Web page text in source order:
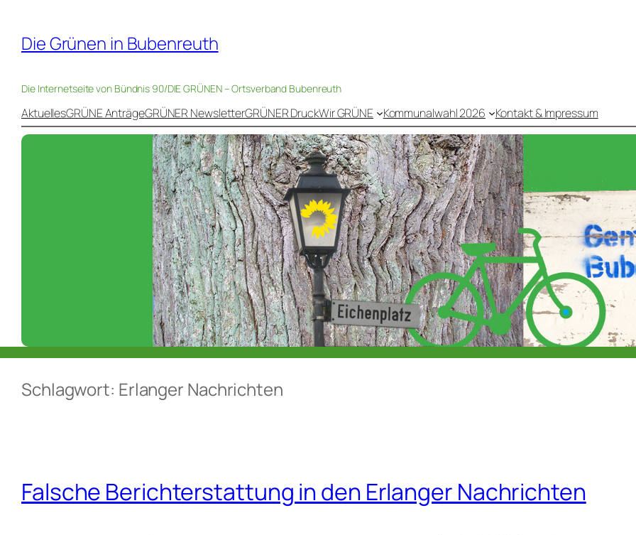
Die Grünen in Bubenreuth
Die Internetseite von Bündnis 90/DIE GRÜNEN – Ortsverband Bubenreuth
AktuellesGRÜNE AnträgeGRÜNER NewsletterGRÜNER DruckWir GRÜNE Kommunalwahl 2026 Kontakt & Impressum
Schlagwort: Erlanger Nachrichten
Falsche Berichterstattung in den Erlanger Nachrichten